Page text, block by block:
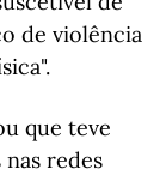
de violência
que teve
redes